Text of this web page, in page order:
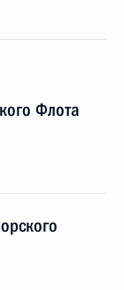
Флота